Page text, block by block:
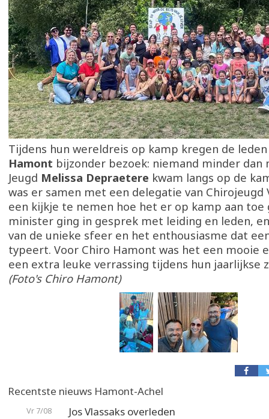
Tijdens hun wereldreis op kamp kregen de
Hamont bijzonder bezoek: niemand minder dan
Jeugd Melissa Depraetere kwam langs op de
was er samen met een delegatie van Chirojeugd
een kijkje te nemen hoe het er op kamp aan toe
minister ging in gesprek met leiding en leden,
van de unieke sfeer en het enthousiasme dat
typeert. Voor Chiro Hamont was het een mooie
een extra leuke verrassing tijdens hun jaarlijkse
(Foto's Chiro Hamont)
Recentste nieuws Hamont-Achel
Vr 7/08 Jos Vlassaks overleden